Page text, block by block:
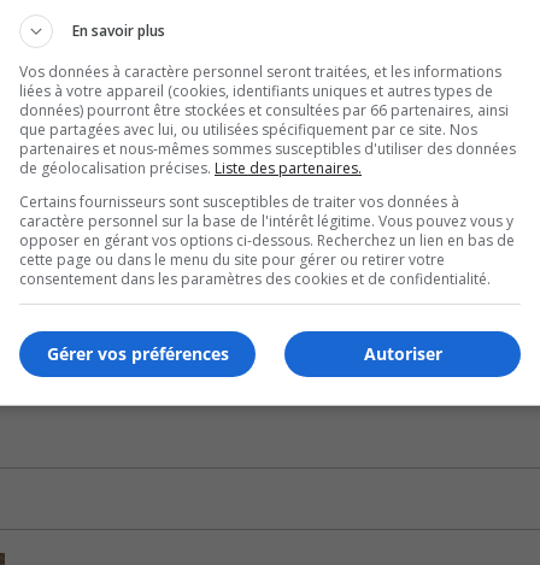
sur le débit du système d’approvisionnement en eau
membres du conseil s’ils allaient donner l’exemple aux
dans certains parcs, malgré une
ville de l’agglomération de Longueuil avec le plus haut
la Ville n’arrosera qu’en cas de nécessité.
00:00
En savoir plus
Vos données à caractère personnel seront traitées, et les informations
liées à votre appareil (cookies, identifiants uniques et autres types de
données) pourront être stockées et consultées par 66 partenaires, ainsi
que partagées avec lui, ou utilisées spécifiquement par ce site. Nos
partenaires et nous-mêmes sommes susceptibles d'utiliser des données
de géolocalisation précises. Liste des partenaires.
Certains fournisseurs sont susceptibles de traiter vos données à
caractère personnel sur la base de l'intérêt légitime. Vous pouvez vous y
opposer en gérant vos options ci-dessous. Recherchez un lien en bas de
cette page ou dans le menu du site pour gérer ou retirer votre
consentement dans les paramètres des cookies et de confidentialité.
Autoriser
Gérer vos préférences